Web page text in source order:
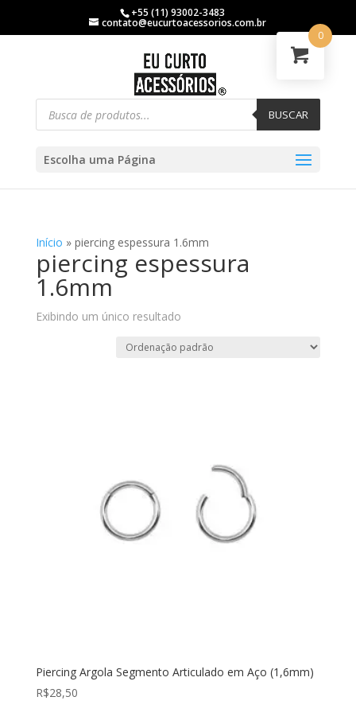
+55 (11) 93002-3483
contato@eucurtoacessorios.com.br
BUSCAR
Escolha uma Página
Início » piercing espessura 1.6mm
piercing espessura
1.6mm
Exibindo um único resultado
Piercing Argola Segmento Articulado em Aço (1,6mm)
R$28,50
0